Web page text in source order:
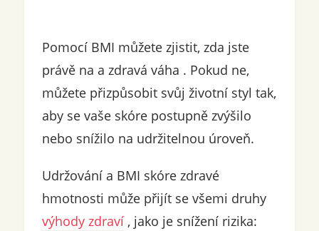
Pomocí BMI můžete zjistit, zda jste
právě na a zdravá váha . Pokud ne,
můžete přizpůsobit svůj životní styl tak,
aby se vaše skóre postupně zvýšilo
nebo snížilo na udržitelnou úroveň.
Udržování a BMI skóre zdravé
hmotnosti může přijít se všemi druhy
výhody zdraví, jako je snížení rizika: